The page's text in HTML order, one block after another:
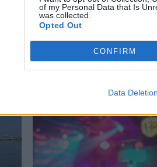
of my Personal Data that Is
was collected.
Opted Out
CONFIRM
Data Deletion
ΠΑΤΡΩΝ ΠΑΝΑΓΙΩΤΗΣ